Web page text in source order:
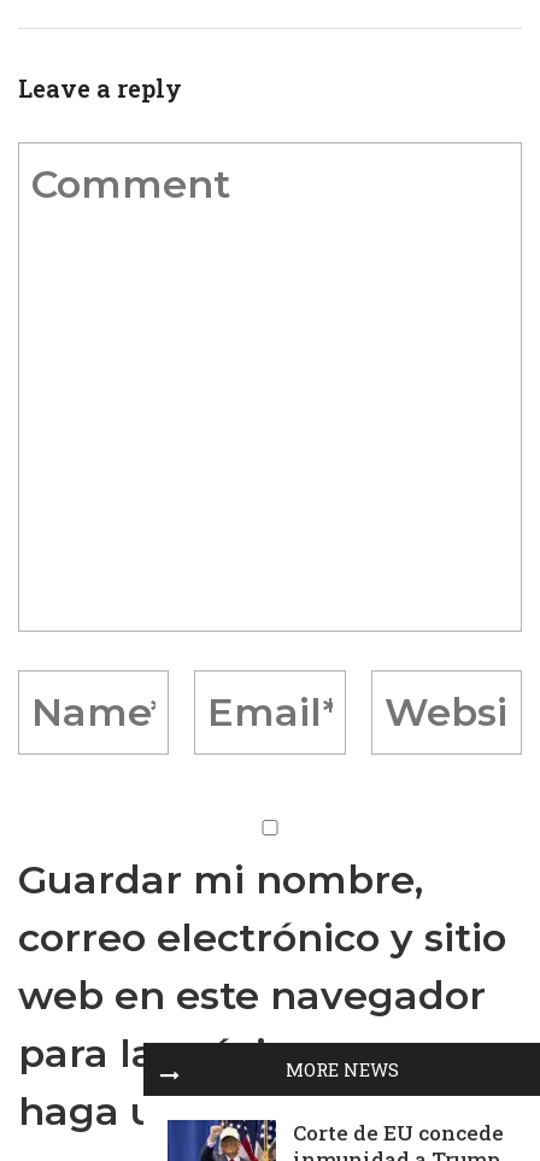
Leave a reply
Guardar mi nombre,
correo electrónico y sitio
web en este navegador
para la próxima vez que
haga un comentario.
MORE NEWS
Corte de EU concede